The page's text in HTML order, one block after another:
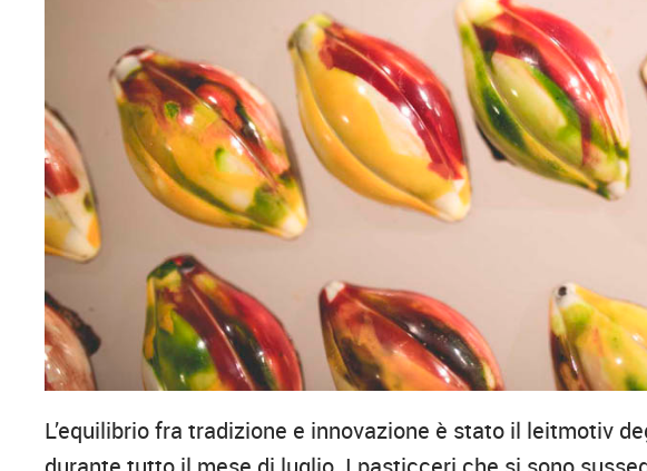
L’equilibrio fra tradizione e innovazione è stato il leitmotiv